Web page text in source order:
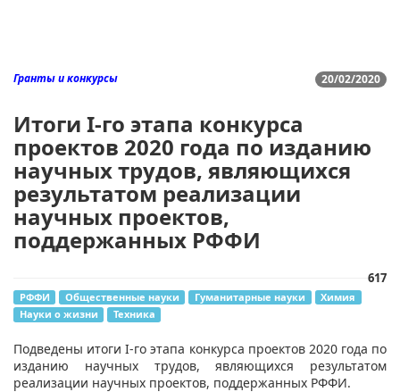
20/02/2020
Гранты и конкурсы
Итоги I-го этапа конкурса
проектов 2020 года по изданию
научных трудов, являющихся
результатом реализации
научных проектов,
поддержанных РФФИ
617
РФФИ Общественные науки Гуманитарные науки
Химия
Науки о жизни
Техника
​Подведены итоги I-го этапа конкурса проектов 2020 года по
изданию научных трудов, являющихся результатом
реализации научных проектов, поддержанных РФФИ.